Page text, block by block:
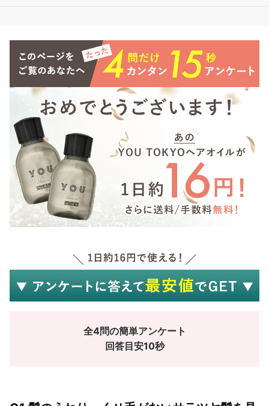
全4問の簡単アンケート
回答目安10秒